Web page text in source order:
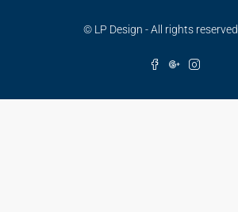
© LP Design - All rights reserved